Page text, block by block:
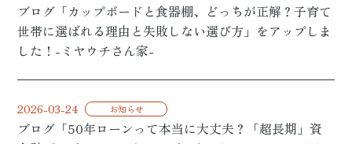
ブログ「カップボードと食器棚、どっちが正解？子育て
世帯に選ばれる理由と失敗しない選び方」をアップしま
した！-ミヤウチさん家-
2026-03-24 お知らせ
ブログ「50年ローンって本当に大丈夫？「超長期」資